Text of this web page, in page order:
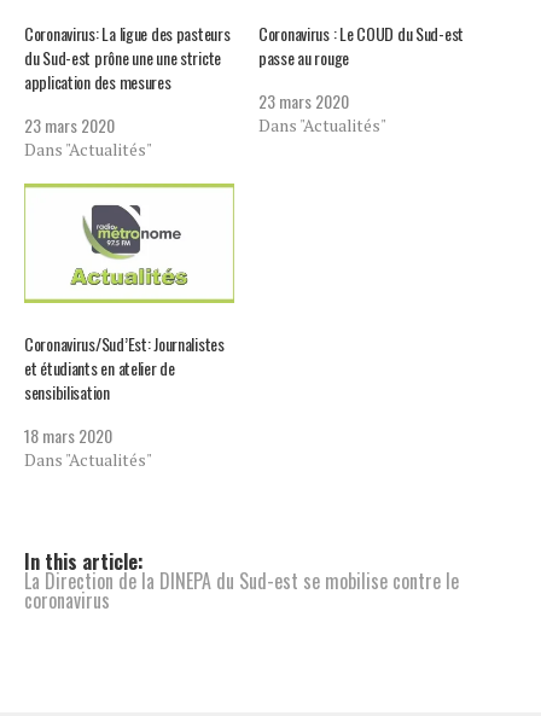
Coronavirus: La ligue des pasteurs
du Sud-est prône une une stricte
application des mesures
23 mars 2020
Dans "Actualités"
Coronavirus : Le COUD du Sud-est
passe au rouge
23 mars 2020
Dans "Actualités"
Coronavirus/Sud’Est: Journalistes
et étudiants en atelier de
sensibilisation
18 mars 2020
Dans "Actualités"
In this article:
La Direction de la DINEPA du Sud-est se mobilise contre le
coronavirus